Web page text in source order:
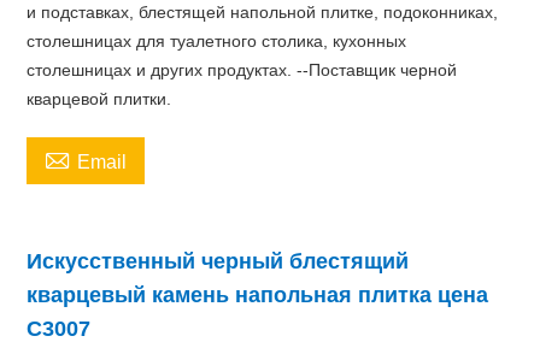
и подставках, блестящей напольной плитке, подоконниках,
столешницах для туалетного столика, кухонных
столешницах и других продуктах. --Поставщик черной
кварцевой плитки.
 Email
Искусственный черный блестящий
кварцевый камень напольная плитка цена
C3007